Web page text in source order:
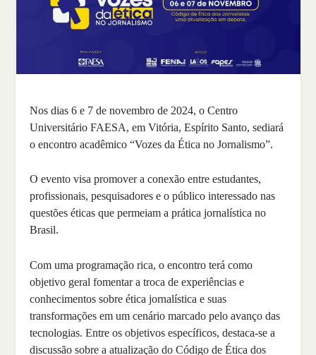
Nos dias 6 e 7 de novembro de 2024, o Centro
Universitário FAESA, em Vitória, Espírito Santo, sediará
o encontro acadêmico “Vozes da Ética no Jornalismo”.
O evento visa promover a conexão entre estudantes,
profissionais, pesquisadores e o público interessado nas
questões éticas que permeiam a prática jornalística no
Brasil.
Com uma programação rica, o encontro terá como
objetivo geral fomentar a troca de experiências e
conhecimentos sobre ética jornalística e suas
transformações em um cenário marcado pelo avanço das
tecnologias. Entre os objetivos específicos, destaca-se a
discussão sobre a atualização do Código de Ética dos